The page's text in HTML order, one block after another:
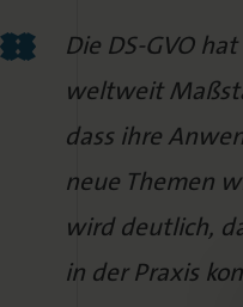
Die DS-GVO
weltweit
dass ihre
neue Themen
wird deutlich,
in der Praxis